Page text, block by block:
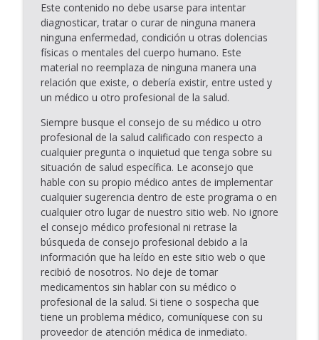
Este contenido no debe usarse para intentar
diagnosticar, tratar o curar de ninguna manera
ninguna enfermedad, condición u otras dolencias
físicas o mentales del cuerpo humano. Este
material no reemplaza de ninguna manera una
relación que existe, o debería existir, entre usted y
un médico u otro profesional de la salud.
Siempre busque el consejo de su médico u otro
profesional de la salud calificado con respecto a
cualquier pregunta o inquietud que tenga sobre su
situación de salud específica. Le aconsejo que
hable con su propio médico antes de implementar
cualquier sugerencia dentro de este programa o en
cualquier otro lugar de nuestro sitio web. No ignore
el consejo médico profesional ni retrase la
búsqueda de consejo profesional debido a la
información que ha leído en este sitio web o que
recibió de nosotros. No deje de tomar
medicamentos sin hablar con su médico o
profesional de la salud. Si tiene o sospecha que
tiene un problema médico, comuníquese con su
proveedor de atención médica de inmediato.